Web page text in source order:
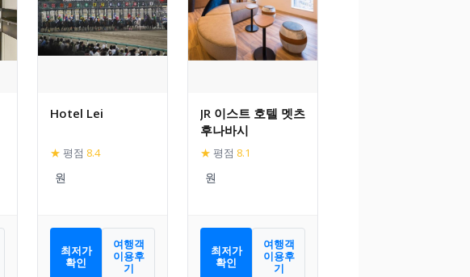
Hotel Lei
★ 평점 8.4
최저가
확인
여행객
이용후
기
JR 이스트 호텔 멧츠
후나바시
★ 평점 8.1
최저가
확인
여행객
이용후
기